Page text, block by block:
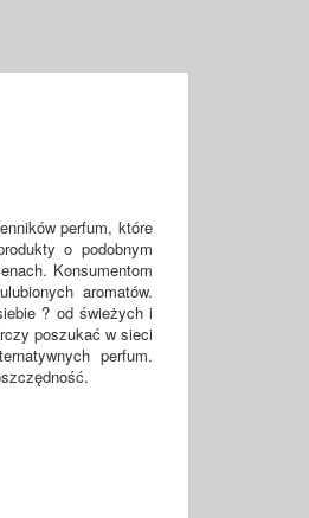
perfum, które
o podobnym
Konsumentom
aromatów.
? od świeżych i
poszukać w sieci
perfum.